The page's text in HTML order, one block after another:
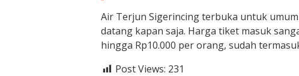
Air Terjun Sigerincing terbuka untuk
datang kapan saja. Harga tiket masuk
hingga Rp10.000 per orang, sudah
Post Views: 231